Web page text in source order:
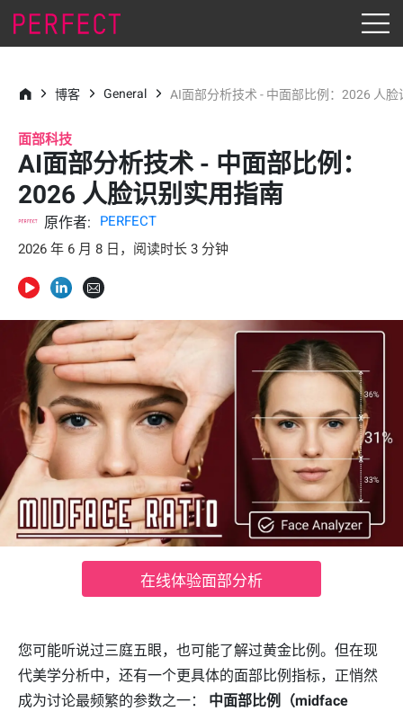
博客 General AI面部分析技术 - 中面部比例：2026 人
面部科技
AI面部分析技术 - 中面部比例：
2026 人脸识别实用指南
原作者:
PERFECT
2026 年 6 月 8 日，阅读时长 3 分钟
在线体验面部分析
您可能听说过三庭五眼，也可能了解过黄金比例。但在现
代美学分析中，还有一个更具体的面部比例指标，正悄然
成为讨论最频繁的参数之一：
中面部比例（midface